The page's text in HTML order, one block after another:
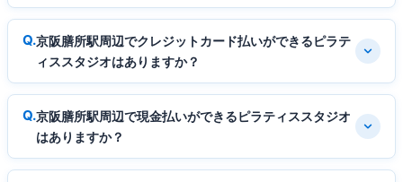
京阪膳所駅周辺でクレジットカード払いができるピラテ
ィススタジオはありますか？
京阪膳所駅周辺で現金払いができるピラティススタジオ
はありますか？